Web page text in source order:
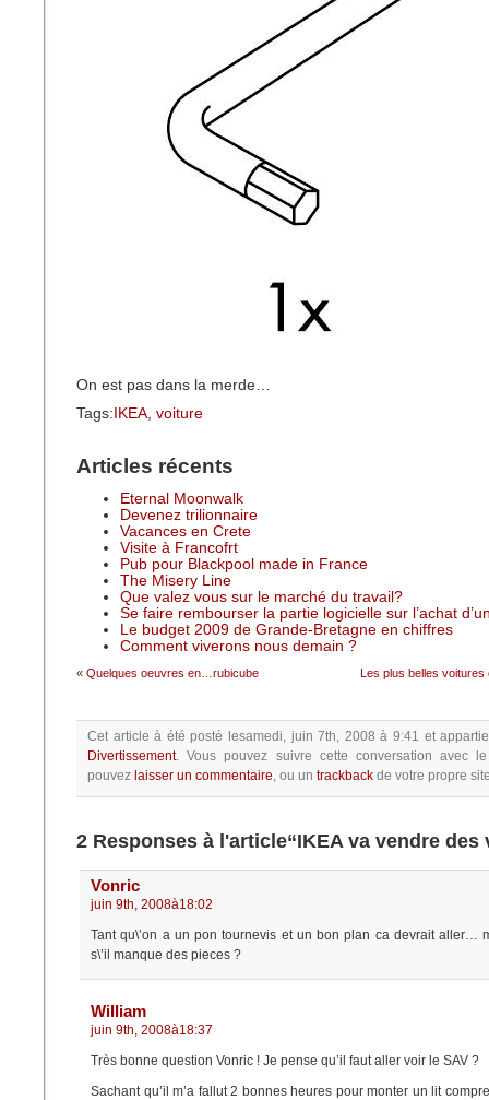
On est pas dans la merde…
Tags:IKEA voiture
Articles récents
Eternal Moonwalk
Devenez trilionnaire
Vacances en Crete
Visite à Francofrt
Pub pour Blackpool made in France
The Misery Line
Que valez vous sur le marché du travail?
Se faire rembourser la partie logicielle sur l’achat
Le budget 2009 de Grande-Bretagne en chiffres
Comment viverons nous demain ?
« Quelques oeuvres en…rubicube Les plus belles voitures
Cet article à été posté lesamedi, juin 7th, 2008 à 9:41 et
Divertissement.Vous pouvez suivre cette conversation avec le
pouvez laisser un commentaire , ou un trackback de votre propre
2 Responses à l'article“IKEA va vendre des
Vonric
juin 9th, 2008à18:02
Tant qu\’on a un pon tournevis et un bon plan ca devrait aller…
s\’il manque des pieces ?
William
juin 9th, 2008à18:37
Très bonne question Vonric ! Je pense qu’il faut aller voir le SAV ?
Sachant qu’il m’a fallut 2 bonnes heures pour monter un lit